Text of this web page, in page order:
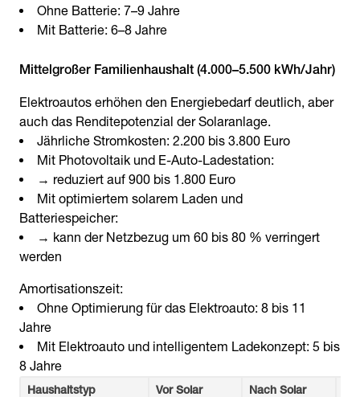
Ohne Batterie: 7–9 Jahre
Mit Batterie: 6–8 Jahre
Mittelgroßer Familienhaushalt (4.000–5.500 kWh/Jahr)
Elektroautos erhöhen den Energiebedarf deutlich, aber
auch das Renditepotenzial der Solaranlage.
Jährliche Stromkosten: 2.200 bis 3.800 Euro
Mit Photovoltaik und E-Auto-Ladestation:
→ reduziert auf 900 bis 1.800 Euro
Mit optimiertem solarem Laden und
Batteriespeicher:
→ kann der Netzbezug um 60 bis 80 % verringert
werden
Amortisationszeit:
Ohne Optimierung für das Elektroauto: 8 bis 11
Jahre
Mit Elektroauto und intelligentem Ladekonzept: 5 bis
8 Jahre
Haushaltstyp Vor Solar Nach Solar